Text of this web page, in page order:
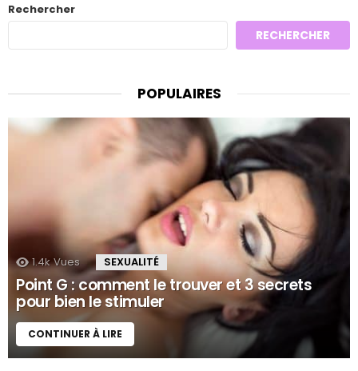
Rechercher
RECHERCHER
POPULAIRES
1.4k Vues SEXUALITÉ
Point G : comment le trouver et 3 secrets
pour bien le stimuler
CONTINUER À LIRE